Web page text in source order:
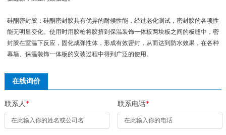
硅酮密封胶：硅酮密封胶具有优异的耐候性能，经过老化测试，密封胶的各项性
能无明显变化。使用时用胶枪将胶挤到保温装饰一体板两块板之间的板缝中，密
封胶在室温下反应，固化成弹性体，形成有效密封，从而达到防水效果，在各种
幕墙、保温装饰一体板的安装过程中得到广泛的使用。
在线询价
联系人* 联系电话*